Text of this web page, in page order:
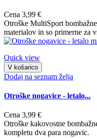
Cena 3,99 €
Otroške MultiSport
materialov in so primerne za
Quick view
V košarico
Dodaj na seznam želja
Otroške nogavice - letalo...
Cena 3,99 €
Otroške kakovostne
kompletu dva para nogavic.